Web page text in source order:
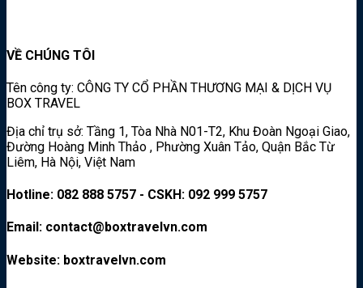
VỀ CHÚNG TÔI
Tên công ty: CÔNG TY CỔ PHẦN THƯƠNG MẠI & DỊCH VỤ
BOX TRAVEL
Địa chỉ trụ sở: Tầng 1, Tòa Nhà N01-T2, Khu Đoàn Ngoại Giao,
Đường Hoàng Minh Thảo , Phường Xuân Tảo, Quận Bắc Từ
Liêm, Hà Nội, Việt Nam
Hotline: 082 888 5757 - CSKH: 092 999 5757
Email: contact@boxtravelvn.com
Website: boxtravelvn.com